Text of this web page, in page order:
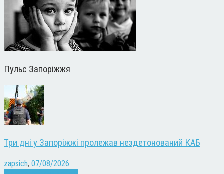
Пульс Запоріжжя
Три дні у Запоріжжі пролежав нездетонований КАБ
zapsich, 07/08/2026